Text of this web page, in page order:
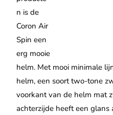
n is de
Coron Air
Spin een
erg mooie
helm. Met mooi minimale
helm, een soort two-tone
voorkant van de helm mat
achterzijde heeft een glans